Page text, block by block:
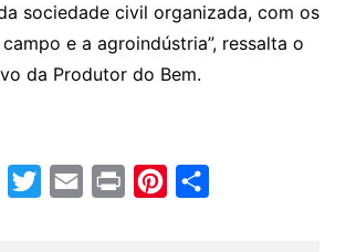
sociedade civil organizada, com os
e a agroindústria”, ressalta o
da Produtor do Bem.